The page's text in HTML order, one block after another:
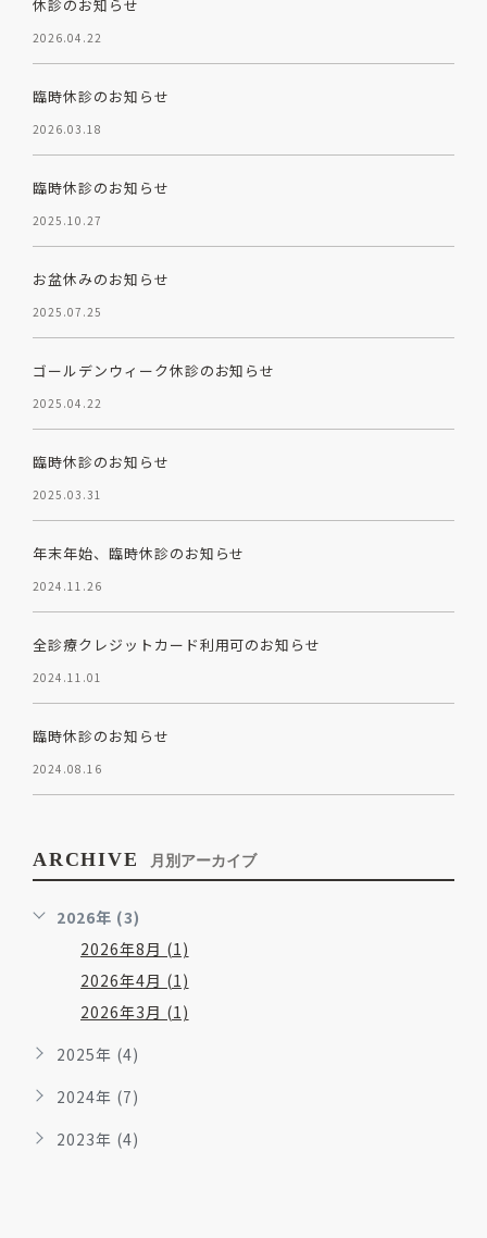
休診のお知らせ
2026.04.22
臨時休診のお知らせ
2026.03.18
臨時休診のお知らせ
2025.10.27
お盆休みのお知らせ
2025.07.25
ゴールデンウィーク休診のお知らせ
2025.04.22
臨時休診のお知らせ
2025.03.31
年末年始、臨時休診のお知らせ
2024.11.26
全診療クレジットカード利用可のお知らせ
2024.11.01
臨時休診のお知らせ
2024.08.16
ARCHIVE 月別アーカイブ
2026年 (3)
2026年8月 (1)
2026年4月 (1)
2026年3月 (1)
2025年 (4)
2024年 (7)
2023年 (4)